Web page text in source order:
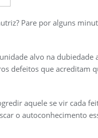
Pare por alguns
alvo na dubiedade
defeitos que acreditam
aquele se vir cada
o autoconhecimento